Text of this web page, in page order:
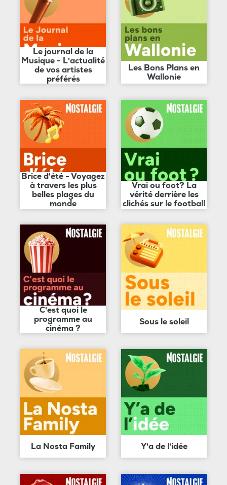
Le journal de la
Musique - L'actualité
de vos artistes
préférés
Les Bons Plans en
Wallonie
Brice d'été - Voyagez
à travers les plus
belles plages du
monde
Vrai ou foot? La
vérité derrière les
clichés sur le football
C'est quoi le
programme au
cinéma ?
Sous le soleil
La Nosta Family Y'a de l'idée